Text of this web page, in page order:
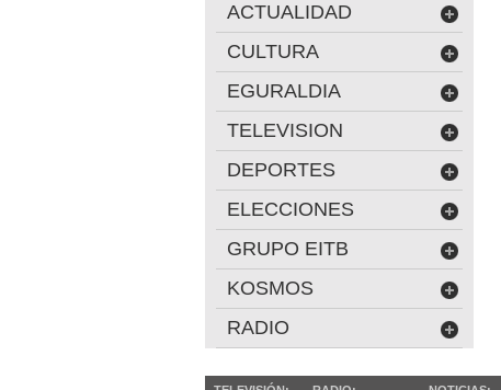
ACTUALIDAD
CULTURA
EGURALDIA
TELEVISION
DEPORTES
ELECCIONES
GRUPO EITB
KOSMOS
RADIO